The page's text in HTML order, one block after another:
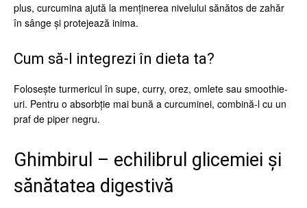
plus, curcumina ajută la menținerea nivelului sănătos de zahăr
în sânge și protejează inima.
Cum să-l integrezi în dieta ta?
Folosește turmericul în supe, curry, orez, omlete sau smoothie-
uri. Pentru o absorbție mai bună a curcuminei, combină-l cu un
praf de piper negru.
Ghimbirul – echilibrul glicemiei și
sănătatea digestivă